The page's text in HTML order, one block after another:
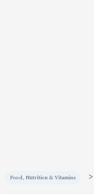
Food, Nutrition & Vitamins >